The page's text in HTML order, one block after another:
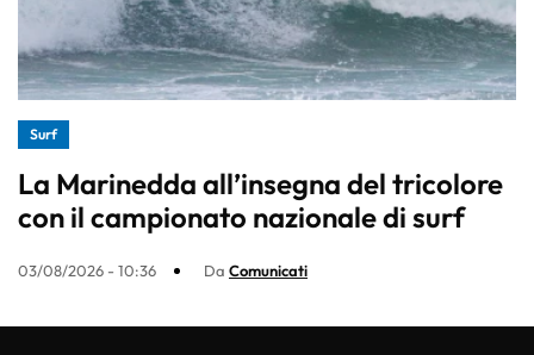
Surf
La Marinedda all’insegna del tricolore
con il campionato nazionale di surf
03/08/2026 - 10:36 Da Comunicati